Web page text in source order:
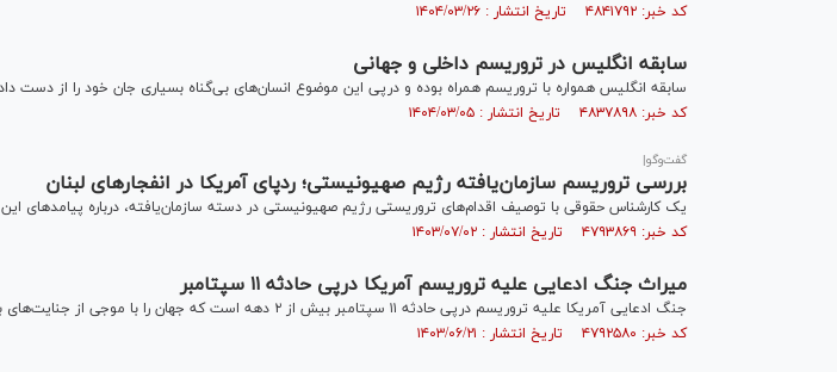
کد خبر: ۴۸۴۱۷۹۲ تاریخ انتشار : ۱۴۰۴/۰۳/۲۶
سابقه انگلیس در تروریسم داخلی و جهانی
سابقه انگلیس همواره با تروریسم همراه بوده و درپی این موضوع انسان‌های بی‌گناه بسیاری جان خود را از دست
کد خبر: ۴۸۳۷۸۹۸ تاریخ انتشار : ۱۴۰۴/۰۳/۰۵
گفت‌وگو|
بررسی تروریسم سازمان‌یافته رژیم صهیونیستی؛ ردپای آمریکا در انفجارهای لبنان
یک کارشناس حقوقی با توصیف اقدام‌های تروریستی رژیم صهیونیستی در دسته سازمان‌یافته، درباره پیامدهای این
کد خبر: ۴۷۹۳۸۶۹ تاریخ انتشار : ۱۴۰۳/۰۷/۰۲
میراث جنگ ادعایی علیه تروریسم آمریکا درپی حادثه ۱۱ سپتامبر
جنگ ادعایی آمریکا علیه تروریسم درپی حادثه ۱۱ سپتامبر بیش از ۲ دهه است که جهان را با موجی از جنایت‌های بی‌مجازات مواجه کرده است.
کد خبر: ۴۷۹۲۵۸۰ تاریخ انتشار : ۱۴۰۳/۰۶/۲۱